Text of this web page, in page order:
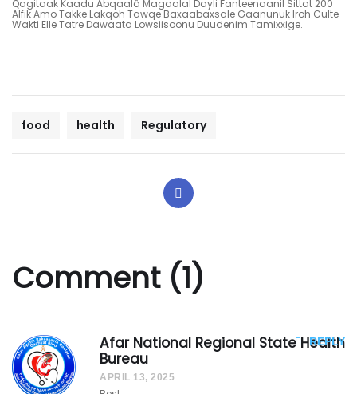
Qagitaak Kaadu Abqaalâ Magaalal Dayli Fanteenaanil Sittat 200
Alfik Amo Takke Lakqoh Tawqe Baxaabaxsale Gaanunuk Iroh Culte
Wakti Elle Tatre Dawaata Lowsiisoonu Duudenim Tamixxige.
food health Regulatory
Comment (1)
Afar National Regional State Health
Bureau
APRIL 13, 2025
REPLY